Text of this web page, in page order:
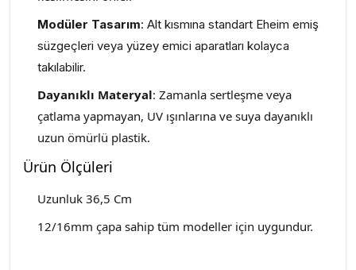
Modüler Tasarım: Alt kısmına standart Eheim emiş
süzgeçleri veya yüzey emici aparatları kolayca
takılabilir.
Dayanıklı Materyal: Zamanla sertleşme veya
çatlama yapmayan, UV ışınlarına ve suya dayanıklı
uzun ömürlü plastik.
Ürün Ölçüleri
Uzunluk 36,5 Cm
12/16mm çapa sahip tüm modeller için uygundur.